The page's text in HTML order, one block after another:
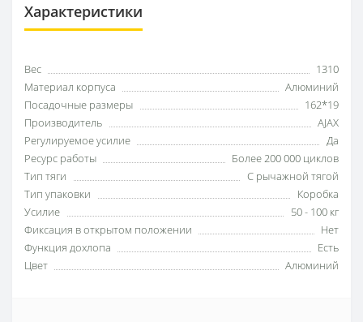
Характеристики
Вес
1310
Материал корпуса
Алюминий
Посадочные размеры
162*19
Производитель
AJAX
Регулируемое усилие
Да
Ресурс работы
Более 200 000 циклов
Тип тяги
С рычажной тягой
Тип упаковки
Коробка
Усилие
50 - 100 кг
Фиксация в открытом положении
Нет
Функция дохлопа
Есть
Цвет
Алюминий